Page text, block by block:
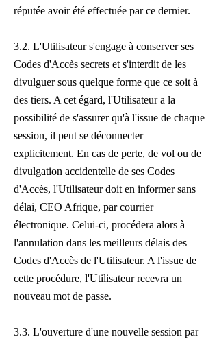
réputée avoir été effectuée par ce dernier.
3.2. L'Utilisateur s'engage à conserver ses
Codes d'Accès secrets et s'interdit de les
divulguer sous quelque forme que ce soit à
des tiers. A cet égard, l'Utilisateur a la
possibilité de s'assurer qu'à l'issue de chaque
session, il peut se déconnecter
explicitement. En cas de perte, de vol ou de
divulgation accidentelle de ses Codes
d'Accès, l'Utilisateur doit en informer sans
délai, CEO Afrique, par courrier
électronique. Celui-ci, procédera alors à
l'annulation dans les meilleurs délais des
Codes d'Accès de l'Utilisateur. A l'issue de
cette procédure, l'Utilisateur recevra un
nouveau mot de passe.
3.3. L'ouverture d'une nouvelle session par